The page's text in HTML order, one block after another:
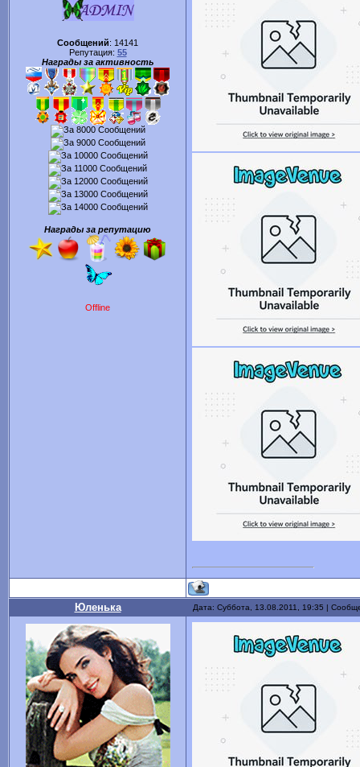
Сообщений: 14141
Репутация: 55
Награды за активность
Награды за репутацию
Offline
Юленька Дата: Суббота, 13.08.2011, 19:35 |